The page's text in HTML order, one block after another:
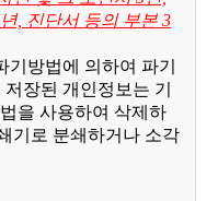
, 진단서 등의 부본 3
방법에 의하여 파기
장된 개인정보는 기
을 사용하여 삭제하
기로 분쇄하거나 소각